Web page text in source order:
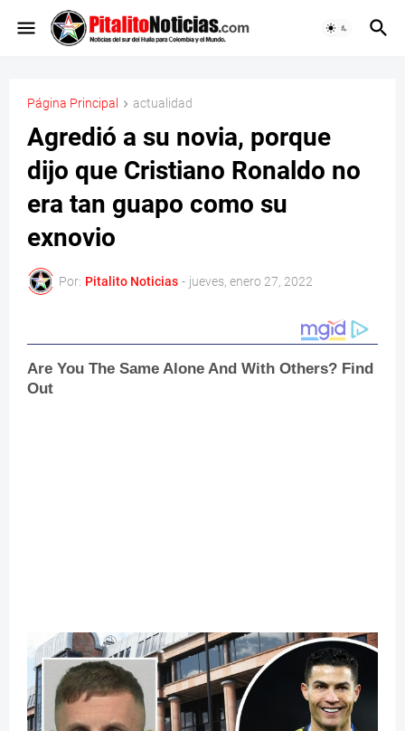
Página Principal actualidad
Agredió a su novia, porque
dijo que Cristiano Ronaldo no
era tan guapo como su
exnovio
Por: Pitalito Noticias - jueves, enero 27, 2022